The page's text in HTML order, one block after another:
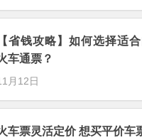
【省钱攻略】如何选择适
车通票？
月12日
车票灵活定价 想买平价车